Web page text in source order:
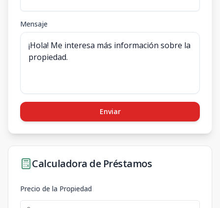
Mensaje
Enviar
Calculadora de Préstamos
Precio de la Propiedad